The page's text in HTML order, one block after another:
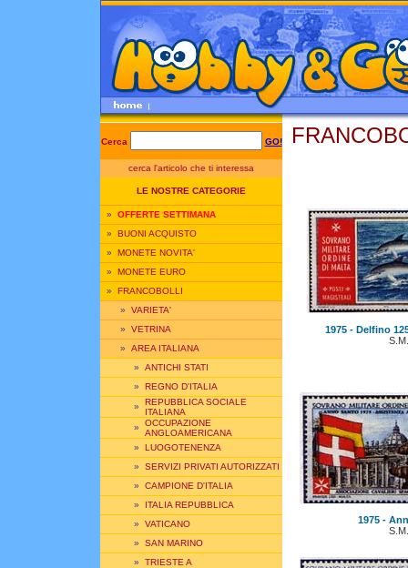
Cerca GO!
cerca l'articolo che ti interessa
LE NOSTRE CATEGORIE
» OFFERTE SETTIMANA
» BUONI ACQUISTO
» MONETE NOVITA'
» MONETE EURO
» FRANCOBOLLI
» VARIETA'
» VETRINA
» AREA ITALIANA
» ANTICHI STATI
» REGNO D'ITALIA
» REPUBBLICA SOCIALE
ITALIANA
» OCCUPAZIONE
ANGLOAMERICANA
» LUOGOTENENZA
» SERVIZI PRIVATI AUTORIZZATI
» CAMPIONE D'ITALIA
» ITALIA REPUBBLICA
» VATICANO
» SAN MARINO
» TRIESTE A
1975 - Delfino
1975 -